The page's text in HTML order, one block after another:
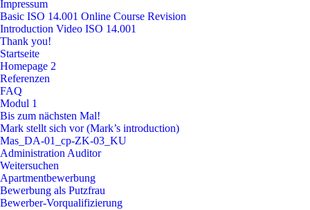
Impressum
Basic ISO 14.001 Online Course Revision
Introduction Video ISO 14.001
Thank you!
Startseite
Homepage 2
Referenzen
FAQ
Modul 1
Bis zum nächsten Mal!
Mark stellt sich vor (Mark’s introduction)
Mas_DA-01_cp-ZK-03_KU
Administration Auditor
Weitersuchen
Apartmentbewerbung
Bewerbung als Putzfrau
Bewerber-Vorqualifizierung